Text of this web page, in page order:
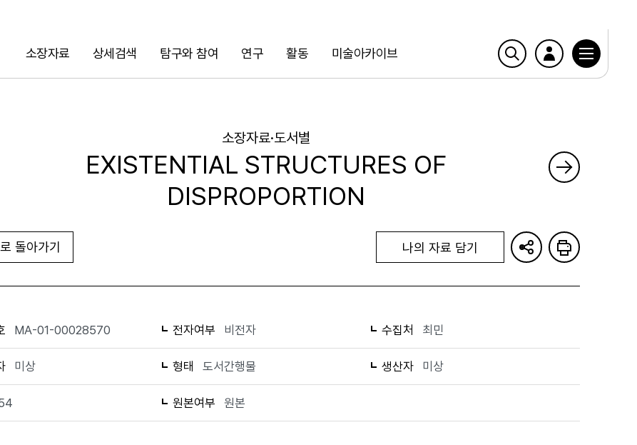
소장자료 상세검색 탐구와 참여 연구 활동 미술아카이브
검색
소장자료·도서별
EXISTENTIAL STRUCTURES OF
DISPROPORTION
돌아가기 나의 자료 담기
MA-01-00028570 전자여부 비전자 수집처 최민
미상 형태 도서간행물 생산자 미상
원본여부 원본